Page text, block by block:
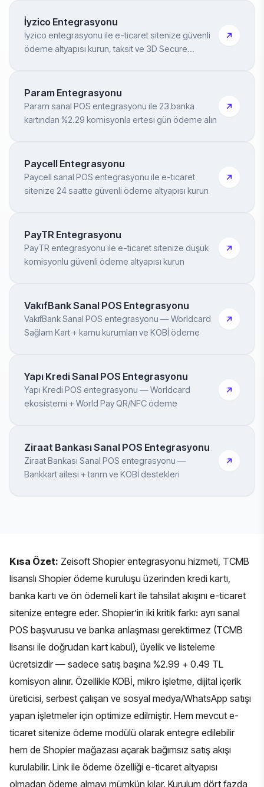
İyzico Entegrasyonu
İyzico entegrasyonu ile e-ticaret sitenize güvenli
ödeme altyapısı kurun, taksit ve 3D Secure
Param Entegrasyonu
Param sanal POS entegrasyonu ile 23 banka
kartından %2.29 komisyonla ertesi gün ödeme alın
Paycell Entegrasyonu
Paycell sanal POS entegrasyonu ile e-ticaret
sitenize 24 saatte güvenli ödeme altyapısı kurun
PayTR Entegrasyonu
PayTR entegrasyonu ile e-ticaret sitenize düşük
komisyonlu güvenli ödeme altyapısı kurun
VakıfBank Sanal POS Entegrasyonu
VakıfBank Sanal POS entegrasyonu — Worldcard
Sağlam Kart + kamu kurumları ve KOBİ ödeme
Yapı Kredi Sanal POS Entegrasyonu
Yapı Kredi POS entegrasyonu — Worldcard
ekosistemi + World Pay QR/NFC ödeme
Ziraat Bankası Sanal POS Entegrasyonu
Ziraat Bankası Sanal POS entegrasyonu —
Bankkart ailesi + tarım ve KOBİ destekleri
Kısa Özet: Zeisoft Shopier entegrasyonu hizmeti, TCMB
lisanslı Shopier ödeme kuruluşu üzerinden kredi kartı,
banka kartı ve ön ödemeli kart ile tahsilat akışını e-ticaret
sitenize entegre eder. Shopier’in iki kritik farkı: ayrı sanal
POS başvurusu ve banka anlaşması gerektirmez (TCMB
lisansı ile doğrudan kart kabul), üyelik ve listeleme
ücretsizdir — sadece satış başına %2.99 + 0.49 TL
komisyon alınır. Özellikle KOBİ, mikro işletme, dijital içerik
üreticisi, serbest çalışan ve sosyal medya/WhatsApp satışı
yapan işletmeler için optimize edilmiştir. Hem mevcut e-
ticaret sitenize ödeme modülü olarak entegre edilebilir
hem de Shopier mağazası açarak bağımsız satış akışı
kurulabilir. Link ile ödeme özelliği e-ticaret altyapısı
olmadan ödeme almayı mümkün kılar. Kurulum dört fazda